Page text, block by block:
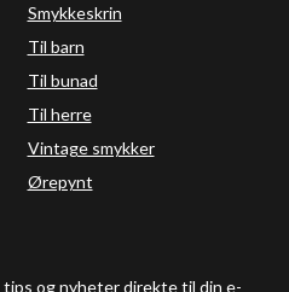
Smykkeskrin
Til barn
Til bunad
Til herre
Vintage smykker
Ørepynt
og nyheter direkte til din e-